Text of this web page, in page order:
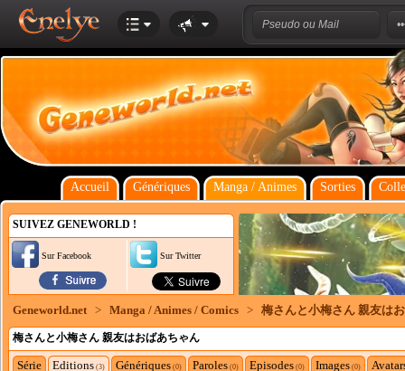
Accueil Génériques Manga / Animes Sorties
SUIVEZ GENEWORLD !
Sur Facebook Sur Twitter
Geneworld.net > Manga / Animes / Comics > 梅さんと小梅さん 親友は
梅さんと小梅さん 親友はおばあちゃん
Série Editions (3) Génériques (0) Paroles (0) Episodes (0) Images (0)